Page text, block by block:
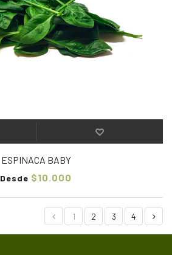
ESPINACA BABY
Desde $10.000
1 2 3 4